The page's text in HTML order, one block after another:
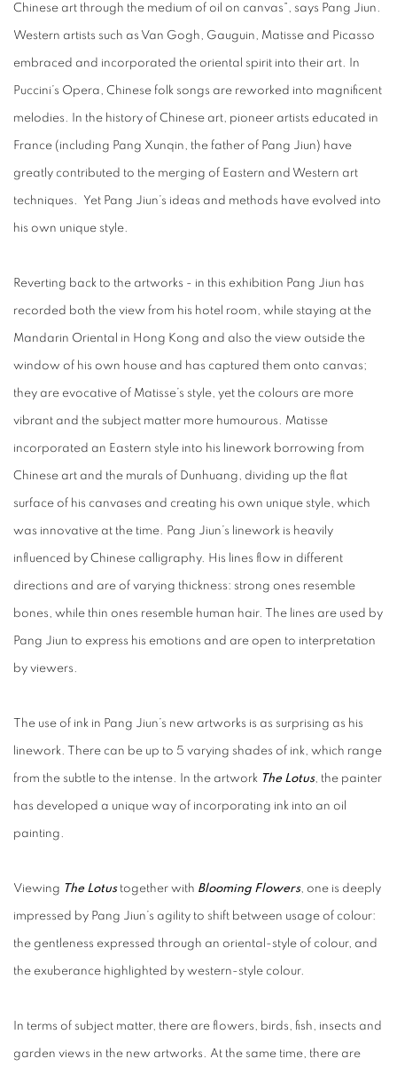
Chinese art through the medium of oil on canvas”, says Pang Jiun.
Western artists such as Van Gogh, Gauguin, Matisse and Picasso
embraced and incorporated the oriental spirit into their art. In
Puccini’s Opera, Chinese folk songs are reworked into magnificent
melodies. In the history of Chinese art, pioneer artists educated in
France (including Pang Xunqin, the father of Pang Jiun) have
greatly contributed to the merging of Eastern and Western art
techniques. Yet Pang Jiun’s ideas and methods have evolved into
his own unique style.
Reverting back to the artworks - in this exhibition Pang Jiun has
recorded both the view from his hotel room, while staying at the
Mandarin Oriental in Hong Kong and also the view outside the
window of his own house and has captured them onto canvas;
they are evocative of Matisse’s style, yet the colours are more
vibrant and the subject matter more humourous. Matisse
incorporated an Eastern style into his linework borrowing from
Chinese art and the murals of Dunhuang, dividing up the flat
surface of his canvases and creating his own unique style, which
was innovative at the time. Pang Jiun’s linework is heavily
influenced by Chinese calligraphy. His lines flow in different
directions and are of varying thickness: strong ones resemble
bones, while thin ones resemble human hair. The lines are used by
Pang Jiun to express his emotions and are open to interpretation
by viewers.
The use of ink in Pang Jiun’s new artworks is as surprising as his
linework. There can be up to 5 varying shades of ink, which range
from the subtle to the intense. In the artwork The Lotus, the painter
has developed a unique way of incorporating ink into an oil
painting.
Viewing The Lotustogether with Blooming Flowers, one is deeply
impressed by Pang Jiun’s agility to shift between usage of colour:
the gentleness expressed through an oriental-style of colour, and
the exuberance highlighted by western-style colour.
In terms of subject matter, there are flowers, birds, fish, insects and
garden views in the new artworks. At the same time, there are